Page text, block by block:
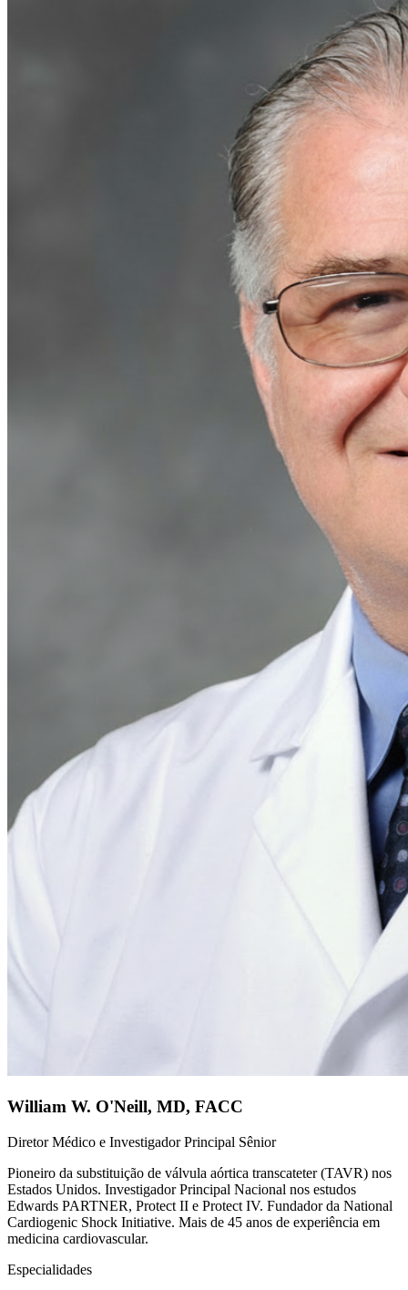
William W. O'Neill, MD, FACC
Diretor Médico e Investigador Principal Sênior
Pioneiro da substituição de válvula aórtica transcateter (TAVR) nos
Estados Unidos. Investigador Principal Nacional nos estudos
Edwards PARTNER, Protect II e Protect IV. Fundador da National
Cardiogenic Shock Initiative. Mais de 45 anos de experiência em
medicina cardiovascular.
Especialidades